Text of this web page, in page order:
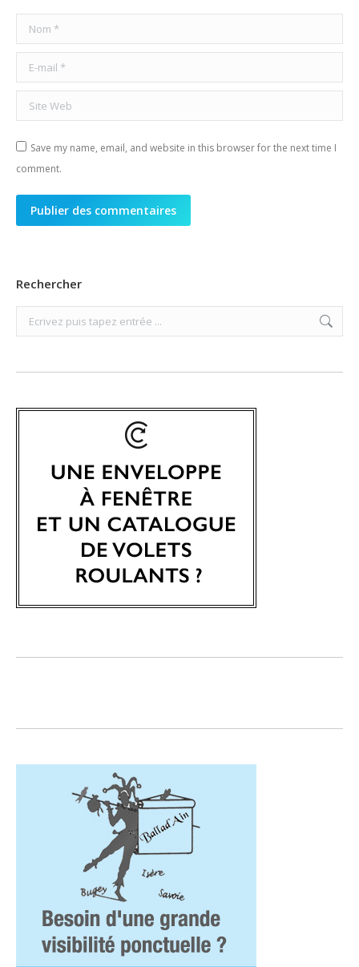
Nom *
E-mail *
Site Web
Save my name, email, and website in this browser for the next time I
comment.
Publier des commentaires
Rechercher
Search: